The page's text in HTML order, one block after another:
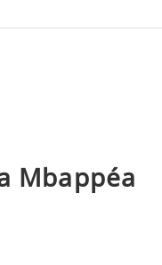
Mbappéa